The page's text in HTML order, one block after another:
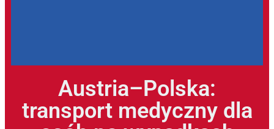
Austria–Polska:
transport medyczny dla